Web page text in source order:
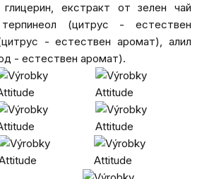
глицерин, екстракт от зелен чай
(цитрус - естествен
- естествен аромат), алил
- естествен аромат).